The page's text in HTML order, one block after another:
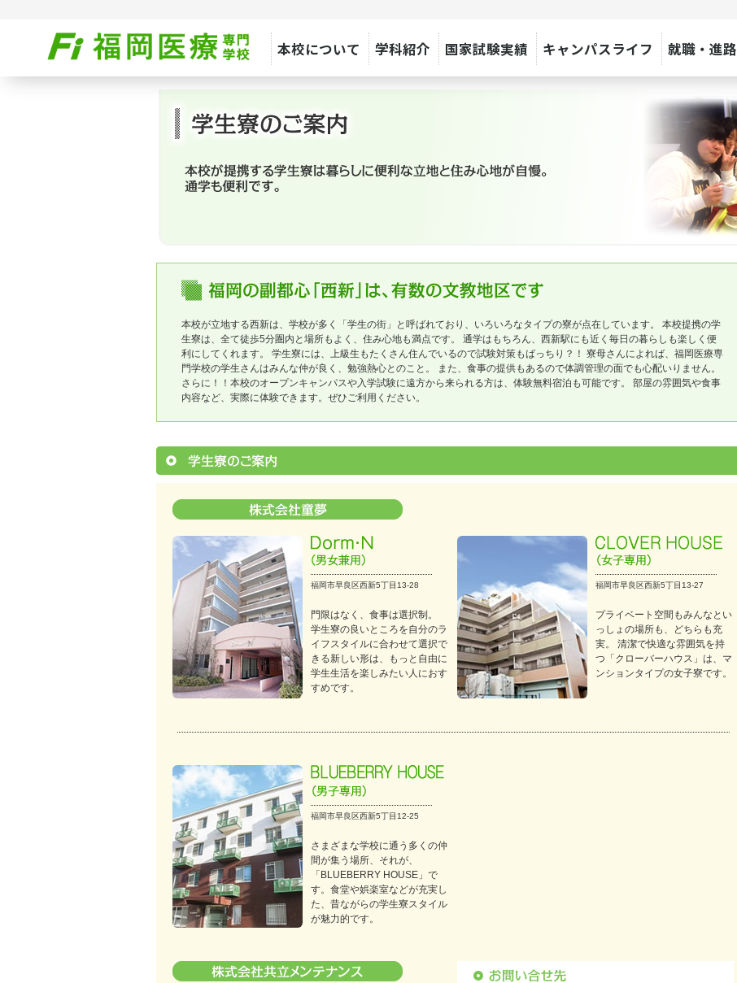
本校について 学科紹介 国家試験実績 キャンパスライフ 就職・進路
本校が立地する西新は、学校が多く「学生の街」と呼ばれており、いろいろなタイプの寮が点在しています。 本校提携の学
生寮は、全て徒歩5分圏内と場所もよく、住み心地も満点です。 通学はもちろん、西新駅にも近く毎日の暮らしも楽しく便
利にしてくれます。 学生寮には、上級生もたくさん住んでいるので試験対策もばっちり？！ 寮母さんによれば、福岡医療専
門学校の学生さんはみんな仲が良く、勉強熱心とのこと。 また、食事の提供もあるので体調管理の面でも心配いりません。
さらに！！本校のオープンキャンパスや入学試験に遠方から来られる方は、体験無料宿泊も可能です。 部屋の雰囲気や食事
内容など、実際に体験できます。ぜひご利用ください。
福岡市早良区西新5丁目13-28
門限はなく、食事は選択制。
学生寮の良いところを自分のラ
イフスタイルに合わせて選択で
きる新しい形は、もっと自由に
学生生活を楽しみたい人におす
すめです。
福岡市早良区西新5丁目13-27
プライベート空間もみんなとい
っしょの場所も、どちらも充
実。 清潔で快適な雰囲気を持
つ「クローバーハウス」は、マ
ンションタイプの女子寮です。
福岡市早良区西新5丁目12-25
さまざまな学校に通う多くの仲
間が集う場所、それが、
「BLUEBERRY HOUSE」で
す。食堂や娯楽室などが充実し
た、昔ながらの学生寮スタイル
が魅力的です。